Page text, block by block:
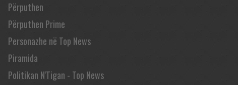
Përputhen
Përputhen Prime
Personazhe në Top News
Piramida
Politikan N'Tigan - Top News